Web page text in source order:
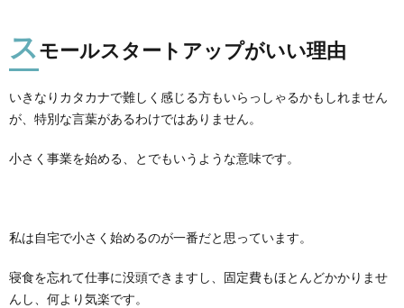
スモールスタートアップがいい理由
いきなりカタカナで難しく感じる方もいらっしゃるかもしれません
が、特別な言葉があるわけではありません。
小さく事業を始める、とでもいうような意味です。
私は自宅で小さく始めるのが一番だと思っています。
寝食を忘れて仕事に没頭できますし、固定費もほとんどかかりませ
んし、何より気楽です。